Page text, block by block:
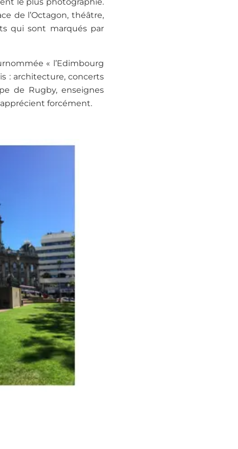
de l’Octagon, théâtre,
qui sont marqués par
« l’Edimbourg
: architecture, concerts
de Rugby, enseignes
forcément.